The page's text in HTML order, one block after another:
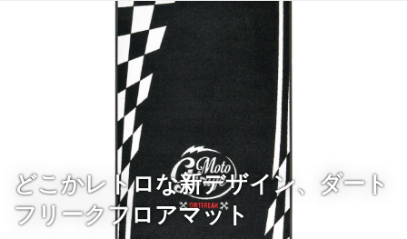
どこかレトロな新デザイン、ダート
フリークフロアマット